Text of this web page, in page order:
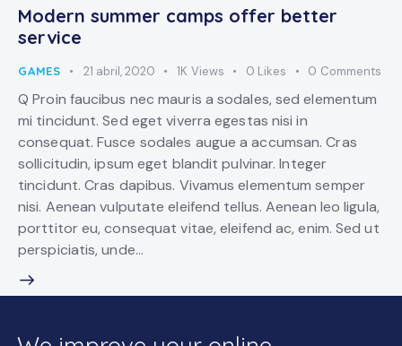
Modern summer camps offer better
service
GAMES 21 abril, 2020 1K Views 0 Likes 0 Comments
Q Proin faucibus nec mauris a sodales, sed elementum
mi tincidunt. Sed eget viverra egestas nisi in
consequat. Fusce sodales augue a accumsan. Cras
sollicitudin, ipsum eget blandit pulvinar. Integer
tincidunt. Cras dapibus. Vivamus elementum semper
nisi. Aenean vulputate eleifend tellus. Aenean leo ligula,
porttitor eu, consequat vitae, eleifend ac, enim. Sed ut
perspiciatis, unde…